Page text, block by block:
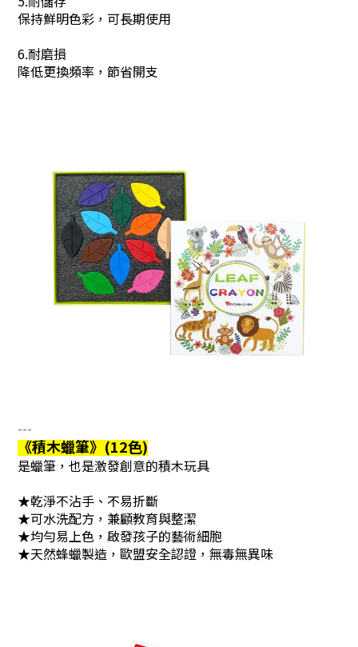
保持鮮明色彩，可長期使用
6.耐磨損
降低更換頻率，節省開支
---
《積木蠟筆》(12色)
是蠟筆，也是激發創意的積木玩具
★乾淨不沾手、不易折斷
★可水洗配方，兼顧教育與整潔
★均勻易上色， 啟發孩子的藝術細胞
★天然蜂蠟製造，歐盟安全認證，無毒無異味